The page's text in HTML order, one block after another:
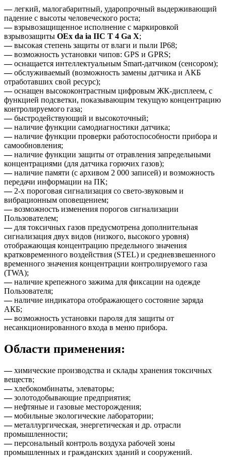
—легкий, малогабаритный, ударопрочный выдерживающий
падение с высоты человеческого роста;
—взрывозащищенное исполнение с маркировкой
взрывозащиты ОЕх da ia IIC Т 4 Ga Х;
—высокая степень защиты от влаги и пыли IP68;
—возможность установки чипов: GPS и GPRS;
—оснащается интеллектуальным Smart-датчиком (сенсором);
—обслуживаемый (возможность замены датчика и АКБ
отработавших свой ресурс);
—оснащен высококонтрастным цифровым ЖК-дисплеем, с
функцией подсветки, показывающим текущую концентрацию
контролируемого газа;
—быстродействующий и высокоточный;
—наличие функции самодиагностики датчика;
—наличие функции проверки работоспособности прибора и
самообновления;
—наличие функции защиты от отравления запредельными
концентрациями (для датчика горючих газов);
—наличие памяти (с архивом 2 000 записей) и возможность
передачи информации на ПК;
—2-х пороговая сигнализация со свето-звуковым и
вибрационным оповещением;
—возможность изменения порогов сигнализации
Пользователем;
—для токсичных газов предусмотрена дополнительная
сигнализация двух видов (низкого, высокого уровня)
отображающая концентрацию предельного значения
кратковременного воздействия (STEL) и средневзвешенного
временного значения концентрации контролируемого газа
(TWA);
—наличие крепежного зажима для фиксации на одежде
Пользователя;
—наличие индикатора отображающего состояние заряда
АКБ;
—возможность установки пароля для защиты от
несанкционированного входа в меню прибора.
Области применения:
—химические производства и склады хранения токсичных
веществ;
—хлебокомбинаты, элеваторы;
—золотодобывающие предприятия;
—нефтяные и газовые месторождения;
—мобильные экологические лаборатории;
—металлургическая, энергетическая и др. отрасли
промышленности;
—персональный контроль воздуха рабочей зоны
промышленных и гражданских зданий и сооружений.